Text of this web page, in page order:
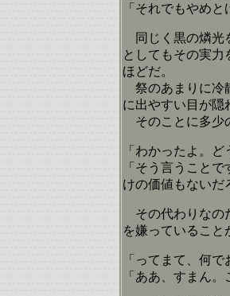
「それでもやめと
同じく黒の燐光
としてもその実
ほどだ。
祭のあまりに冷
に出やすい目が隠
そのことに多少
「わかったよ。
「そう言うこと
けの価値もないだ
その代わりなの
を嫌っていること
「ってまて、何
「ああ、すまん